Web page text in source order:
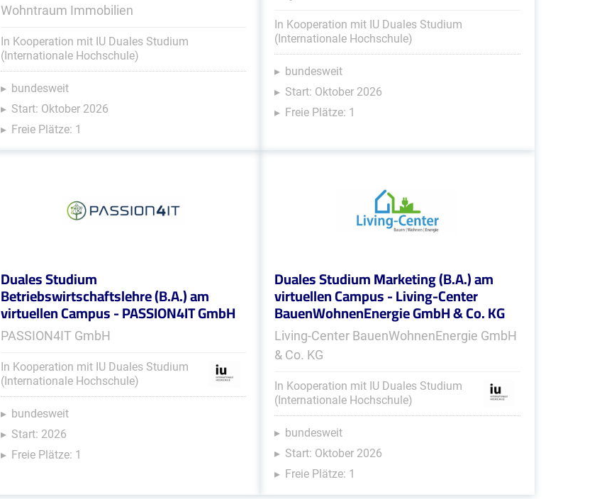
Wohntraum Immobilien
In Kooperation mit IU Duales Studium
(Internationale Hochschule)
bundesweit
Start: Oktober 2026
Freie Plätze: 1
In Kooperation mit IU Duales Studium
(Internationale Hochschule)
bundesweit
Start: Oktober 2026
Freie Plätze: 1
Duales Studium
Betriebswirtschaftslehre (B.A.) am
virtuellen Campus - PASSION4IT GmbH
PASSION4IT GmbH
In Kooperation mit IU Duales Studium
(Internationale Hochschule)
bundesweit
Start: 2026
Freie Plätze: 1
Duales Studium Marketing (B.A.) am
virtuellen Campus - Living-Center
BauenWohnenEnergie GmbH & Co. KG
Living-Center BauenWohnenEnergie GmbH
& Co. KG
In Kooperation mit IU Duales Studium
(Internationale Hochschule)
bundesweit
Start: Oktober 2026
Freie Plätze: 1